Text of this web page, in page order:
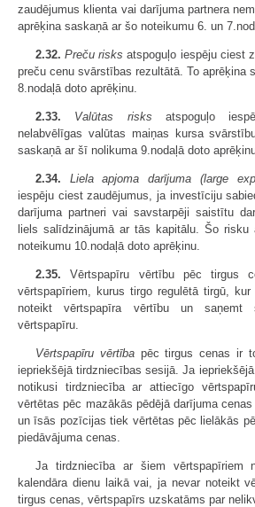
zaudējumus klienta vai darījuma partnera
aprēķina saskaņā ar šo noteikumu 6. un
2.32. Preču risks atspoguļo iespēju ciest
preču cenu svārstības rezultātā. To aprēķina
8.nodaļā doto aprēķinu.
2.33. Valūtas risks atspoguļo
nelabvēlīgas valūtas maiņas kursa
saskaņā ar šī nolikuma 9.nodaļā doto
2.34. Liela apjoma darījuma (large
iespēju ciest zaudējumus, ja investīciju
darījuma partneri vai savstarpēji saistītu
liels salīdzinājumā ar tās kapitālu. Šo risku
noteikumu 10.nodaļā doto aprēķinu.
2.35. Vērtspapīru vērtību pēc tirgus
vērtspapīriem, kurus tirgo regulētā tirgū,
noteikt vērtspapīra vērtību un saņemt
vērtspapīru.
Vērtspapīru vērtībapēc tirgus cenas ir
iepriekšējā tirdzniecības sesijā. Ja
notikusi tirdzniecība ar attiecīgo
vērtētas pēc mazākās pēdējā darījuma
un īsās pozīcijas tiek vērtētas pēc lielākās
piedāvājuma cenas.
Ja tirdzniecība ar šiem vērtspapīriem
kalendāra dienu laikā vai, ja nevar noteikt
tirgus cenas, vērtspapīrs uzskatāms par